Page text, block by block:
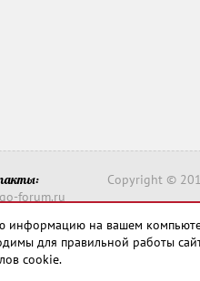
forum.ru
Copyright ©
информацию на вашем
для правильной работы
cookie.